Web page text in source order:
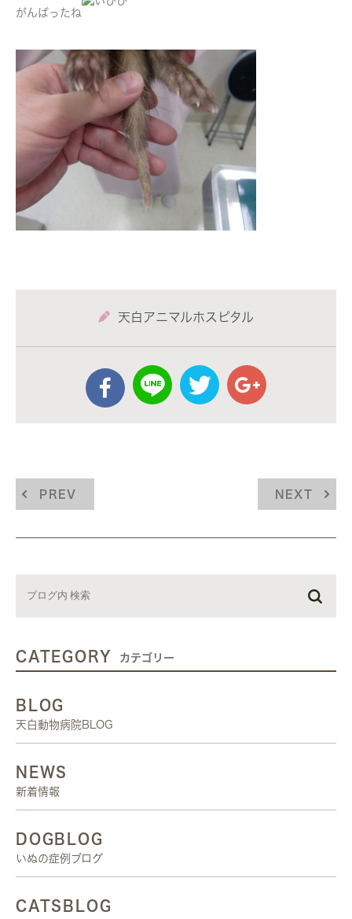
がんばったね
天白アニマルホスピタル
PREV NEXT
CATEGORY カテゴリー
BLOG
天白動物病院BLOG
NEWS
新着情報
DOGBLOG
いぬの症例ブログ
CATSBLOG